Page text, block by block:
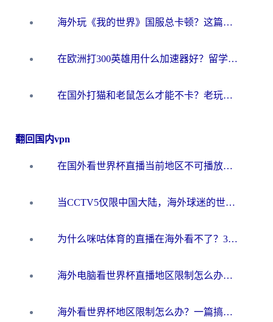
海外玩《我的世界》国服总卡顿？这篇我的世界游戏加速器指南帮你解决所有问题
在欧洲打300英雄用什么加速器好？留学生亲测有效的解决方案来了
在国外打猫和老鼠怎么才能不卡？老玩家亲测的终极加速指南
翻回国内vpn
在国外看世界杯直播当前地区不可播放？海外党必看的回国加速全攻略
当CCTV5仅限中国大陆，海外球迷的世界杯狂欢如何继续？
为什么咪咕体育的直播在海外看不了？3步解决海外看世界杯+抖音地区限制难题
海外电脑看世界杯直播地区限制怎么办？你需要一个聪明的加速器
海外看世界杯地区限制怎么办？一篇搞定咪咕视频播放+国内资源无缝访问指南